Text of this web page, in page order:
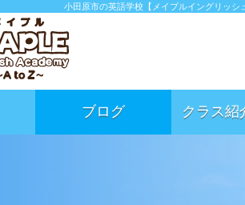
小田原市の英語学校【メイプルイングリッ
ブログ クラス紹